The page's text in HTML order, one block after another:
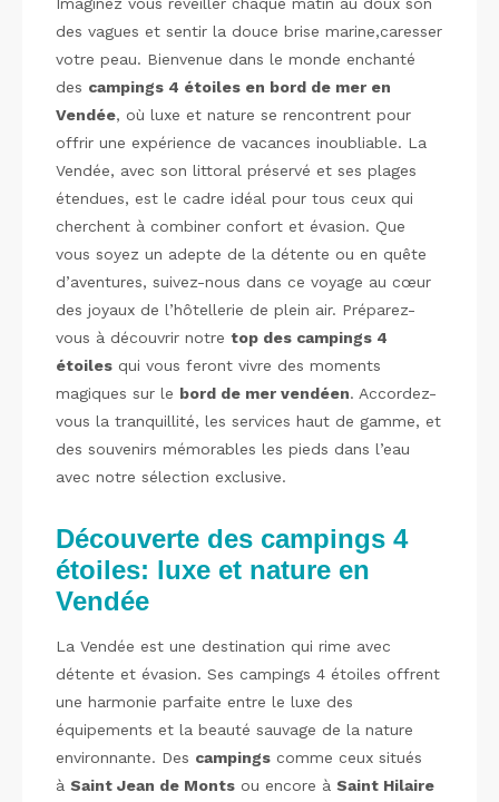
des vagues et sentir la douce brise marine,caresser
votre peau. Bienvenue dans le monde enchanté
des campings 4 étoiles en bord de mer en
Vendée, où luxe et nature se rencontrent pour
offrir une expérience de vacances inoubliable. La
Vendée, avec son littoral préservé et ses plages
étendues, est le cadre idéal pour tous ceux qui
cherchent à combiner confort et évasion. Que
vous soyez un adepte de la détente ou en quête
d’aventures, suivez-nous dans ce voyage au cœur
des joyaux de l’hôtellerie de plein air. Préparez-
vous à découvrir notre top des campings 4
étoiles qui vous feront vivre des moments
magiques sur le bord de mer vendéen. Accordez-
vous la tranquillité, les services haut de gamme, et
des souvenirs mémorables les pieds dans l’eau
avec notre sélection exclusive.
Découverte des campings 4
étoiles: luxe et nature en
Vendée
La Vendée est une destination qui rime avec
détente et évasion. Ses campings 4 étoiles offrent
une harmonie parfaite entre le luxe des
équipements et la beauté sauvage de la nature
environnante. Des campings comme ceux situés
à Saint Jean de Monts ou encore à Saint Hilaire